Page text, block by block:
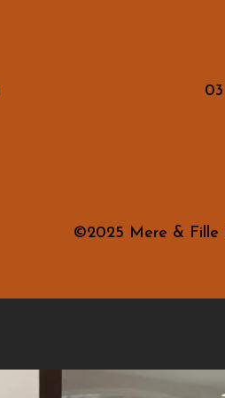
©2025 Mere & Fille